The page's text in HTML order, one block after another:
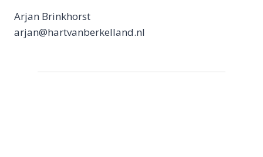
Arjan Brinkhorst
arjan@hartvanberkelland.nl